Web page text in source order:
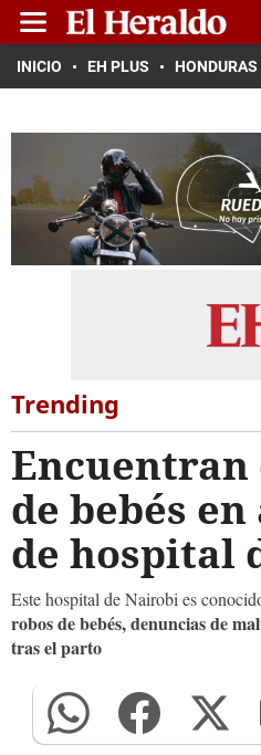
INICIO EH PLUS HONDURAS
Trending
Encuentran
de bebés
de hospital
Este hospital de Nairobi es
robos de bebés, denuncias de
tras el parto